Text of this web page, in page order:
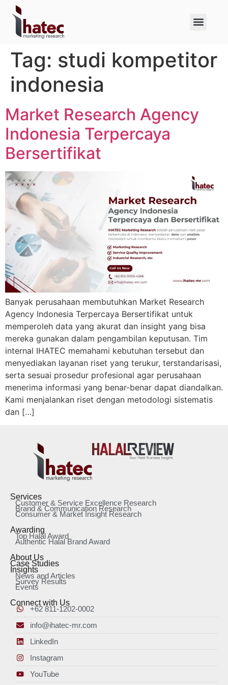
Tag: studi kompetitor
indonesia
Market Research Agency
Indonesia Terpercaya
Bersertifikat
Banyak perusahaan membutuhkan Market Research
Agency Indonesia Terpercaya Bersertifikat untuk
memperoleh data yang akurat dan insight yang bisa
mereka gunakan dalam pengambilan keputusan. Tim
internal IHATEC memahami kebutuhan tersebut dan
menyediakan layanan riset yang terukur, terstandarisasi,
serta sesuai prosedur profesional agar perusahaan
menerima informasi yang benar-benar dapat diandalkan.
Kami menjalankan riset dengan metodologi sistematis
dan […]
Services
Customer & Service Excellence Research
Brand & Communication Research
Consumer & Market Insight Research
Awarding
Top Halal Award
Authentic Halal Brand Award
About Us
Case Studies
Insights
News and Articles
Survey Results
Events
Connect with Us
+62 811-1202-0002
info@ihatec-mr.com
LinkedIn
Instagram
YouTube